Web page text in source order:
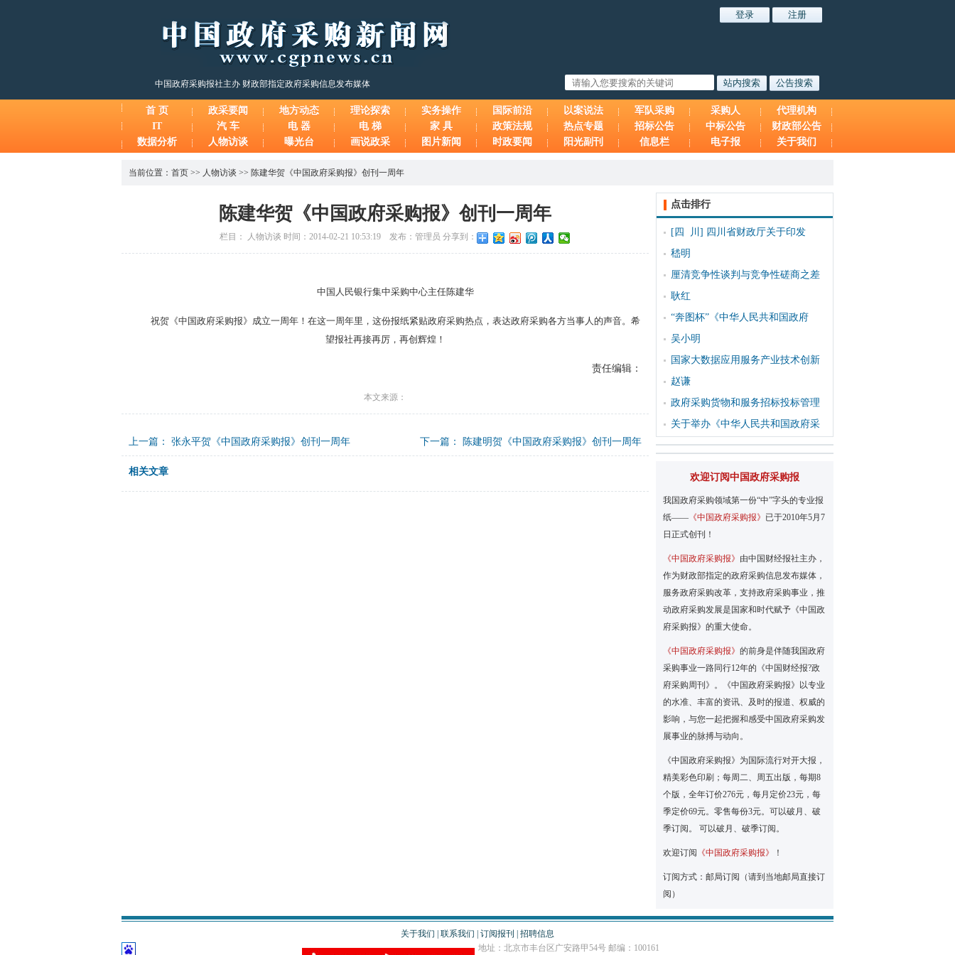
中国政府采购报社主办 财政部指定政府采购信息发布媒体
首 页 政采要闻 地方动态 理论探索 实务操作 国际前沿 以案说法 军队采购 采购人
代理机构
IT
汽 车 电 器 电 梯 家 具 政策法规 热点专题 招标公告 中标公告
财政部公告
数据分析
人物访谈 曝光台 画说政采 图片新闻 时政要闻 阳光副刊 信息栏 电子报 关于我们
当前位置： 首页 >> 人物访谈 >> 陈建华贺《中国政府采购报》创刊一周年
陈建华贺《中国政府采购报》创刊一周年
栏目： 人物访谈 时间：2014-02-21 10:53:19 发布：管理员 分享到：
中国人民银行集中采购中心主任陈建华
祝贺《中国政府采购报》成立一周年！在这一周年里，这份报纸紧贴政府采购热点，表达政府采购各方当事人的声音。希
望报社再接再厉，再创辉煌！
责任编辑：
本文来源：
下一篇： 陈建明贺《中国政府采购报》创刊一周年
上一篇： 张永平贺《中国政府采购报》创刊一周年
相关文章
点击排行
[四 川] 四川省财政厅关于印发
嵇明
厘清竞争性谈判与竞争性磋商之差
耿红
“奔图杯”《中华人民共和国政府
吴小明
国家大数据应用服务产业技术创新
赵谦
政府采购货物和服务招标投标管理
关于举办《中华人民共和国政府采
欢迎订阅中国政府采购报
我国政府采购领域第一份“中”字头的专业报
纸—— 《中国政府采购报》 已于2010年5月7
日正式创刊！
《中国政府采购报》 由中国财经报社主办，
作为财政部指定的政府采购信息发布媒体，
服务政府采购改革，支持政府采购事业，推
动政府采购发展是国家和时代赋予《中国政
府采购报》的重大使命。
《中国政府采购报》 的前身是伴随我国政府
采购事业一路同行12年的《中国财经报?政
府采购周刊》。《中国政府采购报》以专业
的水准、丰富的资讯、及时的报道、权威的
影响，与您一起把握和感受中国政府采购发
展事业的脉搏与动向。
《中国政府采购报》为国际流行对开大报，
精美彩色印刷；每周二、周五出版，每期8
个版，全年订价276元，每月定价23元，每
季定价69元。零售每份3元。可以破月、破
季订阅。 可以破月、破季订阅。
欢迎订阅 《中国政府采购报》 ！
订阅方式：邮局订阅（请到当地邮局直接订
阅）
关于我们 联系我们 订阅报刊
招聘信息
地址：北京市丰台区广安路甲54号 邮编：100161